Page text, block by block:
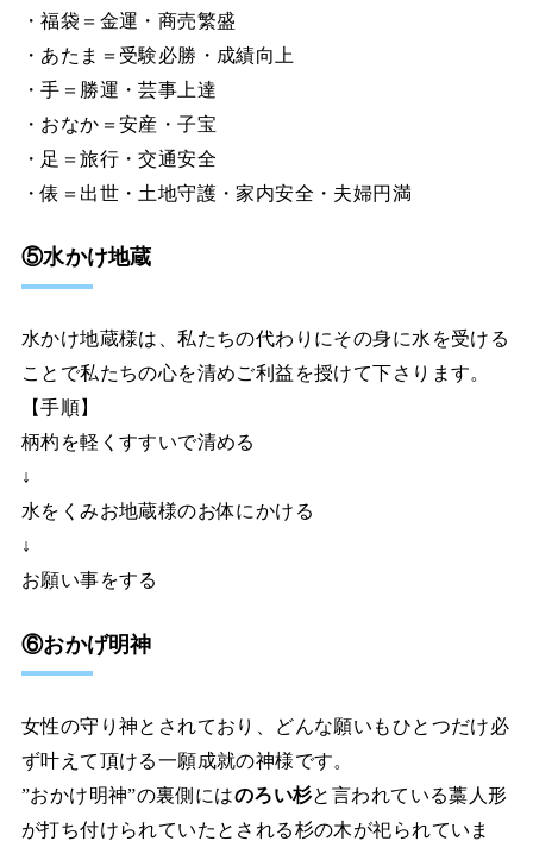
・福袋＝金運・商売繁盛
・あたま＝受験必勝・成績向上
・手＝勝運・芸事上達
・おなか＝安産・子宝
・足＝旅行・交通安全
・俵＝出世・土地守護・家内安全・夫婦円満
⑤水かけ地蔵
水かけ地蔵様は、私たちの代わりにその身に水を受ける
ことで私たちの心を清めご利益を授けて下さります。
【手順】
柄杓を軽くすすいで清める
↓
水をくみお地蔵様のお体にかける
↓
お願い事をする
⑥おかげ明神
女性の守り神とされており、どんな願いもひとつだけ必
ず叶えて頂ける一願成就の神様です。
”おかけ明神”の裏側にはのろい杉と言われている藁人形
が打ち付けられていたとされる杉の木が祀られていま